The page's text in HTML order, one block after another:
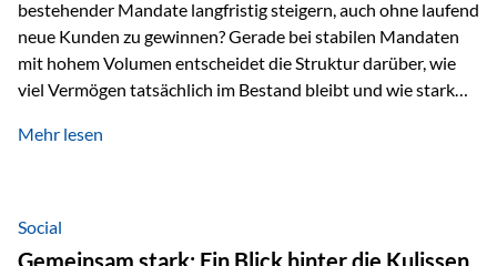
bestehender Mandate langfristig steigern, auch ohne laufend
neue Kunden zu gewinnen? Gerade bei stabilen Mandaten
mit hohem Volumen entscheidet die Struktur darüber, wie
viel Vermögen tatsächlich im Bestand bleibt und wie stark
Beispiel verdeutlicht diese Wirkung besonders deutlich.
hinzukommen, spielt nicht nur die Rendite eine Rolle. Auch
steuerliche Effekte haben einen erheblichen Einfluss auf…
Mehr lesen
Social
Gemeinsam stark: Ein Blick hinter die Kulissen